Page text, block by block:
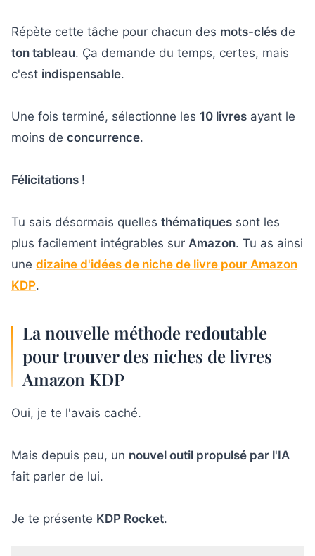
Répète cette tâche pour chacun des mots-clés de
ton tableau. Ça demande du temps, certes, mais
c'est indispensable.
Une fois terminé, sélectionne les 10 livres ayant le
moins de concurrence.
Félicitations !
Tu sais désormais quelles thématiques sont les
plus facilement intégrables sur Amazon. Tu as ainsi
une dizaine d'idées de niche de livre pour Amazon
KDP.
La nouvelle méthode redoutable
pour trouver des niches de livres
Amazon KDP
Oui, je te l'avais caché.
Mais depuis peu, un nouvel outil propulsé par l'IA
fait parler de lui.
Je te présente KDP Rocket.